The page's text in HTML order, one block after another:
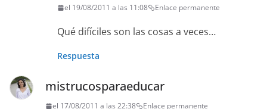
el 19/08/2011 a las 11:08 Enlace permanente
Qué difíciles son las cosas a veces…
Respuesta
mistrucosparaeducar
el 17/08/2011 a las 22:38 Enlace permanente